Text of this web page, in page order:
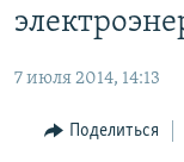
главной
Вернутся
поискуЎЗБЕКЧА
ПОДПИШИТЕСЬ НА
7 июля 2014, 14:13
Поделиться